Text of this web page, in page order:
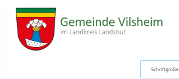
Schriftgröße